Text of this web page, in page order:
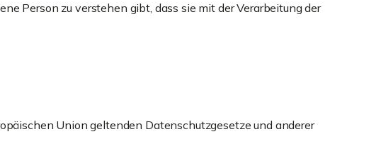
Person zu verstehen gibt, dass sie mit der Verarbeitung der
Union geltenden Datenschutzgesetze und anderer